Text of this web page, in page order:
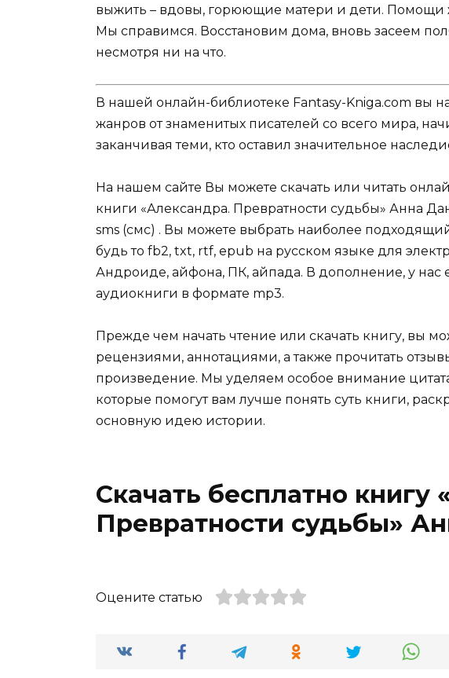
выжить – вдовы, горюющие матери и дети. Помощи
Мы справимся. Восстановим дома, вновь засеем
несмотря ни на что.
В нашей онлайн-библиотеке Fantasy-Kniga.com вы
жанров от знаменитых писателей со всего мира,
заканчивая теми, кто оставил значительное
На нашем сайте Вы можете скачать или читать
книги «Александра. Превратности судьбы» Анна
sms (смс) . Вы можете выбрать наиболее
будь то fb2, txt, rtf, epub на русском языке для
Андроиде, айфона, ПК, айпада. В дополнение, у нас
аудиокниги в формате mp3.
Прежде чем начать чтение или скачать книгу, вы
рецензиями, аннотациями, а также прочитать
произведение. Мы уделяем особое внимание
которые помогут вам лучше понять суть книги,
основную идею истории.
Скачать бесплатно книгу
Превратности судьбы»
Оцените статью